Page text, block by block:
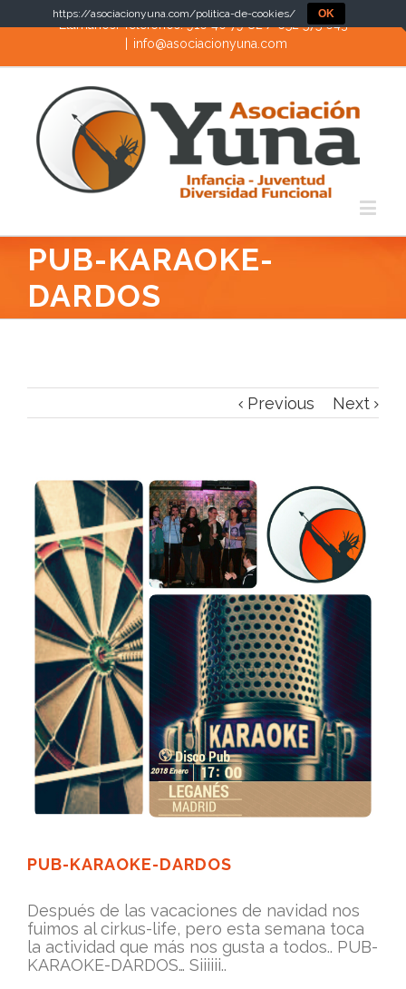
Llámanos! Teléfonos: 910 40 79 82 / 652 575 643
info@asociacionyuna.com
PUB-KARAOKE-
DARDOS
Previous Next
PUB-KARAOKE-DARDOS
Después de las vacaciones de navidad nos
fuimos al cirkus-life, pero esta semana toca
la actividad que más nos gusta a todos.. PUB-
KARAOKE-DARDOS… Siiiiii..
https://asociacionyuna.com/politica-de-cookies/ OK